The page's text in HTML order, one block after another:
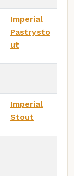
Imperial
Pastrysto
ut
Imperial
Stout